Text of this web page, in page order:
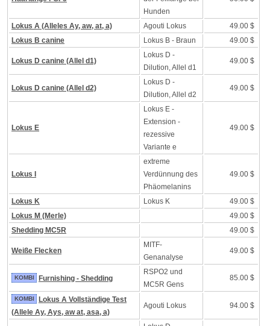
Hunden
Lokus A (Alleles Ay, aw, at, a) Agouti Lokus
49.00 $
Lokus B canine
Lokus B - Braun 49.00 $
Lokus D canine (Allel d1)
Lokus D -
Dilution, Allel d1
49.00 $
Lokus D canine (Allel d2)
Lokus D -
Dilution, Allel d2
49.00 $
Lokus E
Lokus E -
Extension -
rezessive
Variante e
49.00 $
Lokus I
extreme
Verdünnung des
Phäomelanins
49.00 $
Lokus K Lokus K
49.00 $
Lokus M (Merle)
49.00 $
Shedding MC5R
49.00 $
Weiße Flecken
MITF-
Genanalyse
49.00 $
KOMBI Furnishing - Shedding
RSPO2 und
MC5R Gens
85.00 $
KOMBI
Lokus A Vollständige Test
(Allele Ay, Ays, aw at, asa, a)
Agouti Lokus 94.00 $